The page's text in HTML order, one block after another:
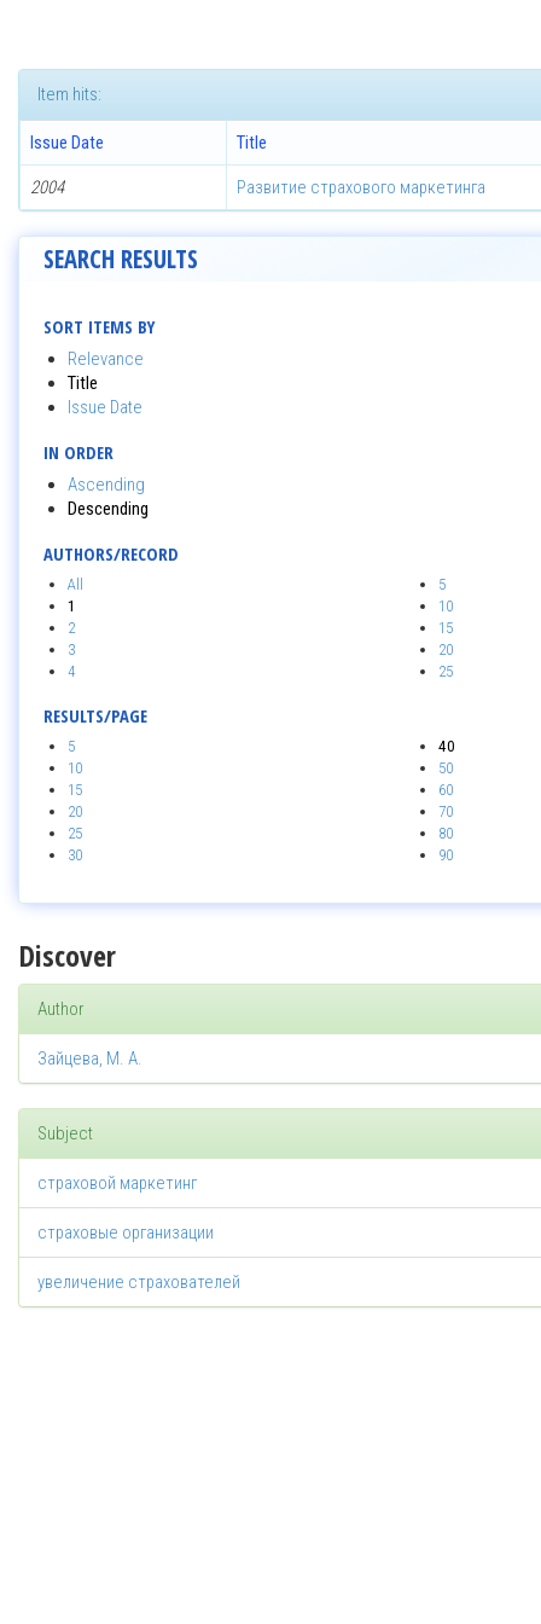
Item hits:
Issue Date Title
2004 Развитие страхового маркетинга
SEARCH RESULTS
SORT ITEMS BY
Relevance
Title
Issue Date
IN ORDER
Ascending
Descending
AUTHORS/RECORD
All
1
2
3
4
5
10
15
20
25
RESULTS/PAGE
5
10
15
20
25
30
40
50
60
70
80
90
Discover
Author
Зайцева, М. А.
Subject
страховой маркетинг
страховые организации
увеличение страхователей